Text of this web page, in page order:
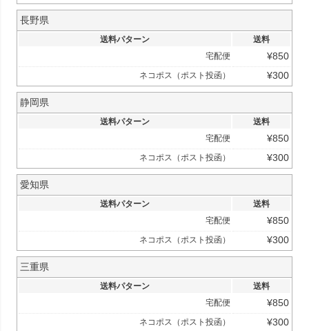
長野県
送料パターン
送料
宅配便
¥850
ネコポス（ポスト投函） ¥300
静岡県
送料パターン
送料
宅配便
¥850
ネコポス（ポスト投函） ¥300
愛知県
送料パターン
送料
宅配便
¥850
ネコポス（ポスト投函） ¥300
三重県
送料パターン
送料
宅配便
¥850
ネコポス（ポスト投函） ¥300